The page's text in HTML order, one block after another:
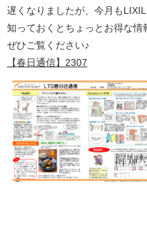
遅くなりましたが、今月も
知っておくとちょっとお得な情
ぜひご覧ください♪
【春日通信】2307